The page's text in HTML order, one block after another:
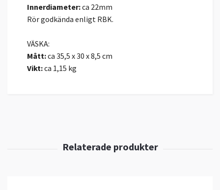
Innerdiameter:ca 22mm
Rör godkända enligt RBK.
VÄSKA:
Mått:ca 35,5 x 30 x 8,5 cm
Vikt:ca 1,15 kg